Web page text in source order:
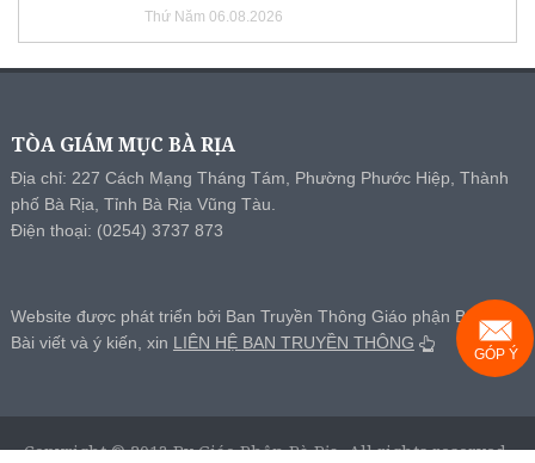
Thứ Năm 06.08.2026
TÒA GIÁM MỤC BÀ RỊA
Địa chỉ: 227 Cách Mạng Tháng Tám, Phường Phước Hiệp, Thành
phố Bà Rịa, Tỉnh Bà Rịa Vũng Tàu.
Điện thoại: (0254) 3737 873
Website được phát triển bởi Ban Truyền Thông Giáo phận Bà Rịa.
Bài viết và ý kiến, xin LIÊN HỆ BAN TRUYỀN THÔNG
Copyright © 2013 By Giáo Phận Bà Rịa, All rights reserved.
GÓP Ý